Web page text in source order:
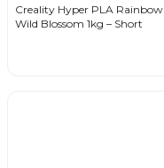
Creality Hyper PLA Rainbow
Wild Blossom 1kg – Short